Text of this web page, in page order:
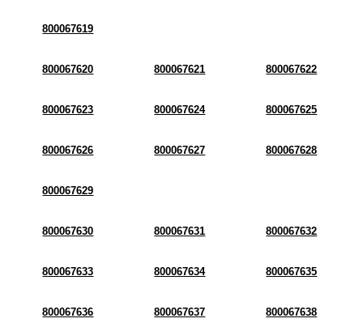
800067619
800067620 800067621 800067622
800067623 800067624 800067625
800067626 800067627 800067628
800067629
800067630 800067631 800067632
800067633 800067634 800067635
800067636 800067637 800067638